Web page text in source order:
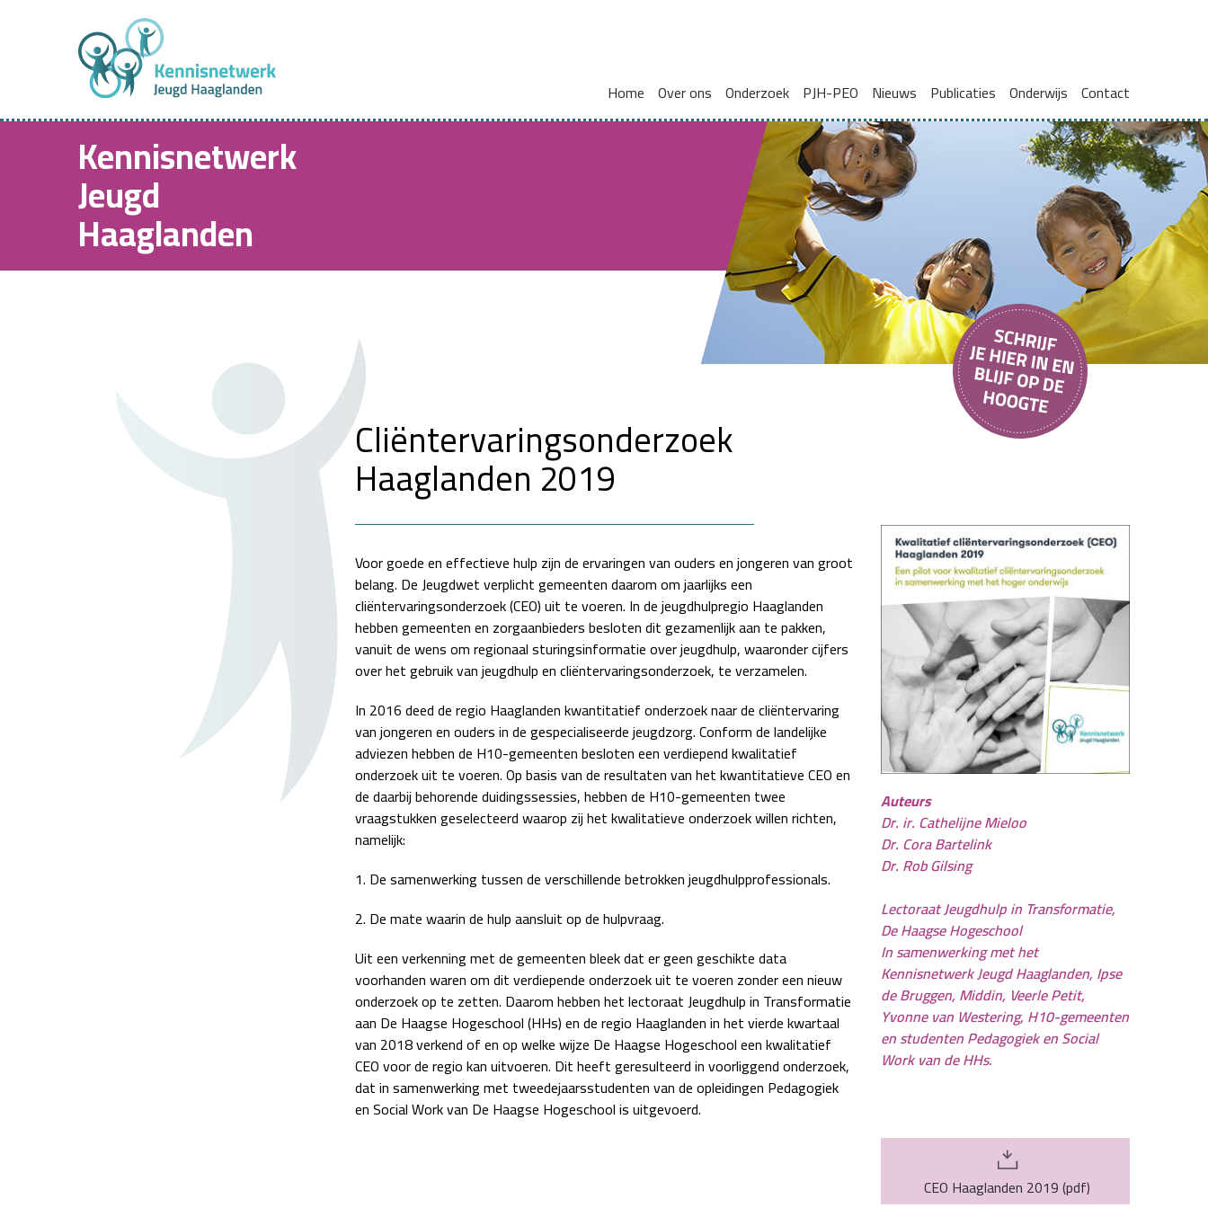
Home Over ons
Vacatures
Onderzoek
Normaliseren en versterken pedagogische basis
PJH-PEO Nieuws Publicaties
Onderzoeksrapporten
Blogs
Onderwijs
Zorgcoördinatie voor gezinnen met complexe problemen
HBO Skills II
Contact
Kennisnetwerk
Jeugd
Haaglanden
Cliëntervaringsonderzoek
Haaglanden 2019
Voor goede en effectieve hulp zijn de ervaringen van ouders en jongeren van groot
belang. De Jeugdwet verplicht gemeenten daarom om jaarlijks een
cliëntervaringsonderzoek (CEO) uit te voeren. In de jeugdhulpregio Haaglanden
hebben gemeenten en zorgaanbieders besloten dit gezamenlijk aan te pakken,
vanuit de wens om regionaal sturingsinformatie over jeugdhulp, waaronder cijfers
over het gebruik van jeugdhulp en cliëntervaringsonderzoek, te verzamelen.
In 2016 deed de regio Haaglanden kwantitatief onderzoek naar de cliëntervaring
van jongeren en ouders in de gespecialiseerde jeugdzorg. Conform de landelijke
adviezen hebben de H10-gemeenten besloten een verdiepend kwalitatief
onderzoek uit te voeren. Op basis van de resultaten van het kwantitatieve CEO en
de daarbij behorende duidingssessies, hebben de H10-gemeenten twee
vraagstukken geselecteerd waarop zij het kwalitatieve onderzoek willen richten,
namelijk:
1. De samenwerking tussen de verschillende betrokken jeugdhulpprofessionals.
2. De mate waarin de hulp aansluit op de hulpvraag.
Uit een verkenning met de gemeenten bleek dat er geen geschikte data
voorhanden waren om dit verdiepende onderzoek uit te voeren zonder een nieuw
onderzoek op te zetten. Daarom hebben het lectoraat Jeugdhulp in Transformatie
aan De Haagse Hogeschool (HHs) en de regio Haaglanden in het vierde kwartaal
van 2018 verkend of en op welke wijze De Haagse Hogeschool een kwalitatief
CEO voor de regio kan uitvoeren. Dit heeft geresulteerd in voorliggend onderzoek,
dat in samenwerking met tweedejaarsstudenten van de opleidingen Pedagogiek
en Social Work van De Haagse Hogeschool is uitgevoerd.
Auteurs
Dr. ir. Cathelijne Mieloo
Dr. Cora Bartelink
Dr. Rob Gilsing
Lectoraat Jeugdhulp in Transformatie,
De Haagse Hogeschool
In samenwerking met het
Kennisnetwerk Jeugd Haaglanden, Ipse
de Bruggen, Middin, Veerle Petit,
Yvonne van Westering, H10-gemeenten
en studenten Pedagogiek en Social
Work van de HHs.
CEO Haaglanden 2019(pdf)